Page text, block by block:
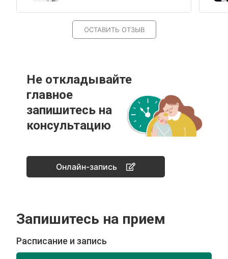
ОСТАВИТЬ ОТЗЫВ
Не откладывайте
главное
запишитесь на
консультацию
Онлайн-запись
Запишитесь на прием
Расписание и запись